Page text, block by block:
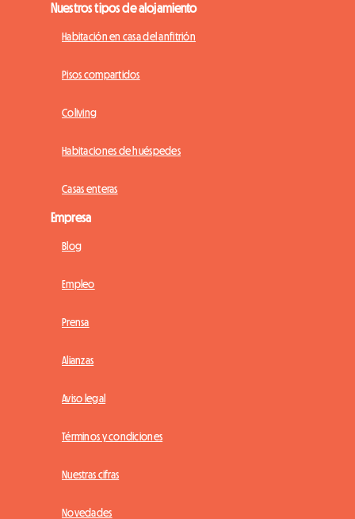
Nuestros tipos de alojamiento
Habitación en casa del anfitrión
Pisos compartidos
Coliving
Habitaciones de huéspedes
Casas enteras
Empresa
Blog
Empleo
Prensa
Alianzas
Aviso legal
Términos y condiciones
Nuestras cifras
Novedades